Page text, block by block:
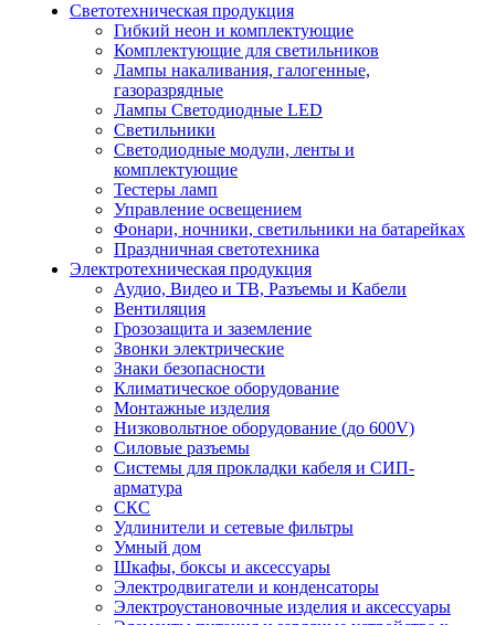
Светотехническая продукция
Гибкий неон и комплектующие
Комплектующие для светильников
Лампы накаливания, галогенные,
газоразрядные
Лампы Светодиодные LED
Светильники
Светодиодные модули, ленты и
комплектующие
Тестеры ламп
Управление освещением
Фонари, ночники, светильники на батарейках
Праздничная светотехника
Электротехническая продукция
Аудио, Видео и ТВ, Разъемы и Кабели
Вентиляция
Грозозащита и заземление
Звонки электрические
Знаки безопасности
Климатическое оборудование
Монтажные изделия
Низковольтное оборудование (до 600V)
Силовые разъемы
Системы для прокладки кабеля и СИП-
арматура
СКС
Удлинители и сетевые фильтры
Умный дом
Шкафы, боксы и аксессуары
Электродвигатели и конденсаторы
Электроустановочные изделия и аксессуары